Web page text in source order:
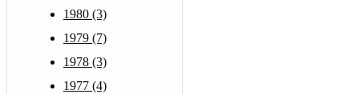
1980 (3)
1979 (7)
1978 (3)
1977 (4)